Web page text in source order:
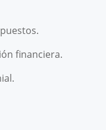
financiera.